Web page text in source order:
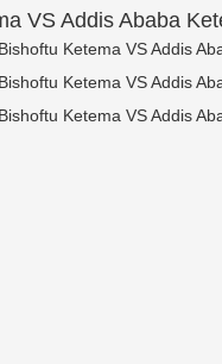
VS Addis Ababa
Ketema VS Addis
Ketema VS Addis
Ketema VS Addis